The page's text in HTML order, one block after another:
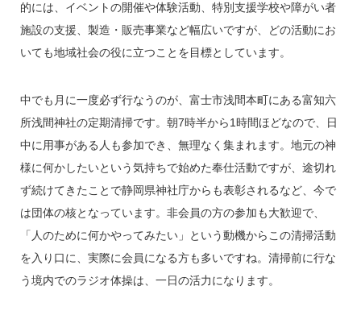
的には、イベントの開催や体験活動、特別支援学校や障がい者
施設の支援、製造・販売事業など幅広いですが、どの活動にお
いても地域社会の役に立つことを目標としています。
中でも月に一度必ず行なうのが、富士市浅間本町にある富知六
所浅間神社の定期清掃です。朝7時半から1時間ほどなので、日
中に用事がある人も参加でき、無理なく集まれます。地元の神
様に何かしたいという気持ちで始めた奉仕活動ですが、途切れ
ず続けてきたことで静岡県神社庁からも表彰されるなど、今で
は団体の核となっています。非会員の方の参加も大歓迎で、
「人のために何かやってみたい」という動機からこの清掃活動
を入り口に、実際に会員になる方も多いですね。清掃前に行な
う境内でのラジオ体操は、一日の活力になります。